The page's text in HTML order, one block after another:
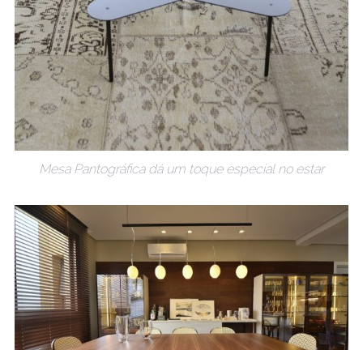
Mesa Pantográfica dá um toque especial no estar